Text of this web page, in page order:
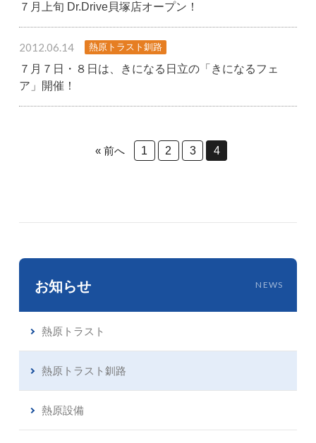
７月上旬 Dr.Drive貝塚店オープン！
2012.06.14 熱原トラスト釧路
７月７日・８日は、きになる日立の「きになるフェ
ア」開催！
« 前へ 1 2 3 4
お知らせ NEWS
熱原トラスト
熱原トラスト釧路
熱原設備